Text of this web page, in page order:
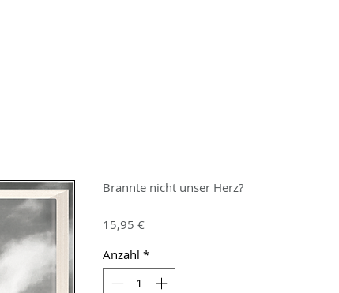
Brannte nicht unser Herz?
15,95 €Preis
Anzahl *